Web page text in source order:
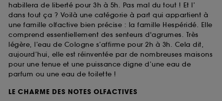
habillera de liberté pour 3h à 5h. Pas mal du tout ! Et l’
dans tout ça ? Voilà une catégorie à part qui appartient à
une famille olfactive bien précise : la famille Hespéridé. Elle
comprend essentiellement des senteurs d'agrumes. Très
légère, l’eau de Cologne s’affirme pour 2h à 3h. Cela dit,
aujourd’hui, elle est réinventée par de nombreuses maisons
pour une tenue et une puissance digne d’une eau de
parfum ou une eau de toilette !
LE CHARME DES NOTES OLFACTIVES